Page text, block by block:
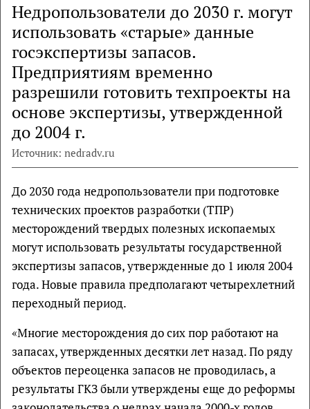
Недропользователи до 2030 г. могут
использовать «старые» данные
госэкспертизы запасов.
Предприятиям временно
разрешили готовить техпроекты на
основе экспертизы, утвержденной
до 2004 г.
Источник: nedradv.ru
До 2030 года недропользователи при подготовке
технических проектов разработки (ТПР)
месторождений твердых полезных ископаемых
могут использовать результаты государственной
экспертизы запасов, утвержденные до 1 июля 2004
года. Новые правила предполагают четырехлетний
переходный период.
«Многие месторождения до сих пор работают на
запасах, утвержденных десятки лет назад. По ряду
объектов переоценка запасов не проводилась, а
результаты ГКЗ были утверждены еще до реформы